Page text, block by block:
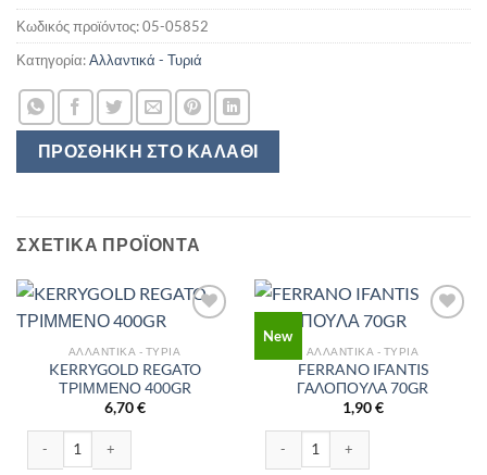
ΠΡΟΣΘΉΚΗ ΣΤΟ ΚΑΛΆΘΙ
Κωδικός προϊόντος:05-05852
Κατηγορία:Αλλαντικά - Τυριά
ΣΧΕΤΙΚΆ ΠΡΟΪΌΝΤΑ
ΑΛΛΑΝΤΙΚΆ - ΤΥΡΙΆ
KERRYGOLD REGATO
ΤΡΙΜΜΕΝΟ 400GR
6,70€
New
ΑΛΛΑΝΤΙΚΆ - ΤΥΡΙΆ
FERRANO IFANTIS
ΓΑΛΟΠΟΥΛΑ 70GR
1,90€